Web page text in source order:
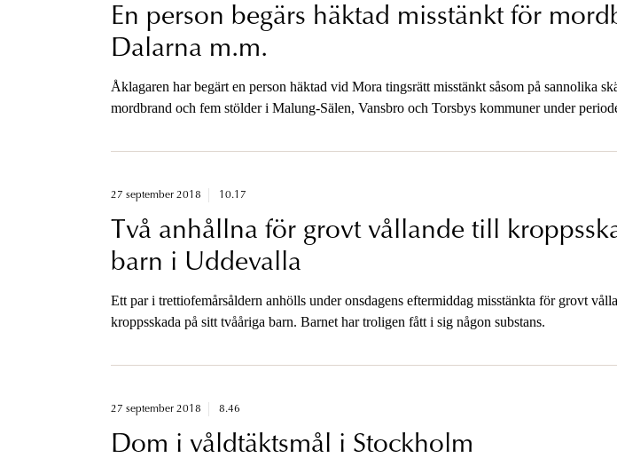
En person begärs häktad misstänkt för
Dalarna m.m.
Åklagaren har begärt en person häktad vid Mora tingsrätt misstänkt såsom på sannolika
mordbrand och fem stölder i Malung-Sälen, Vansbro och Torsbys kommuner under
27 september 2018 10.17
Två anhållna för grovt vållande till
barn i Uddevalla
Ett par i trettiofemårsåldern anhölls under onsdagens eftermiddag misstänkta för grovt
kroppsskada på sitt tvååriga barn. Barnet har troligen fått i sig någon substans.
27 september 2018 8.46
Dom i våldtäktsmål i Stockholm